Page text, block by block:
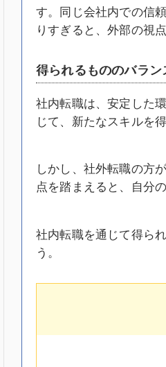
す。同じ会社内での信
りすぎると、外部の視
得られるもののバラン
社内転職は、安定した
じて、新たなスキルを
しかし、社外転職の方
点を踏まえると、自分
社内転職を通じて得ら
う。